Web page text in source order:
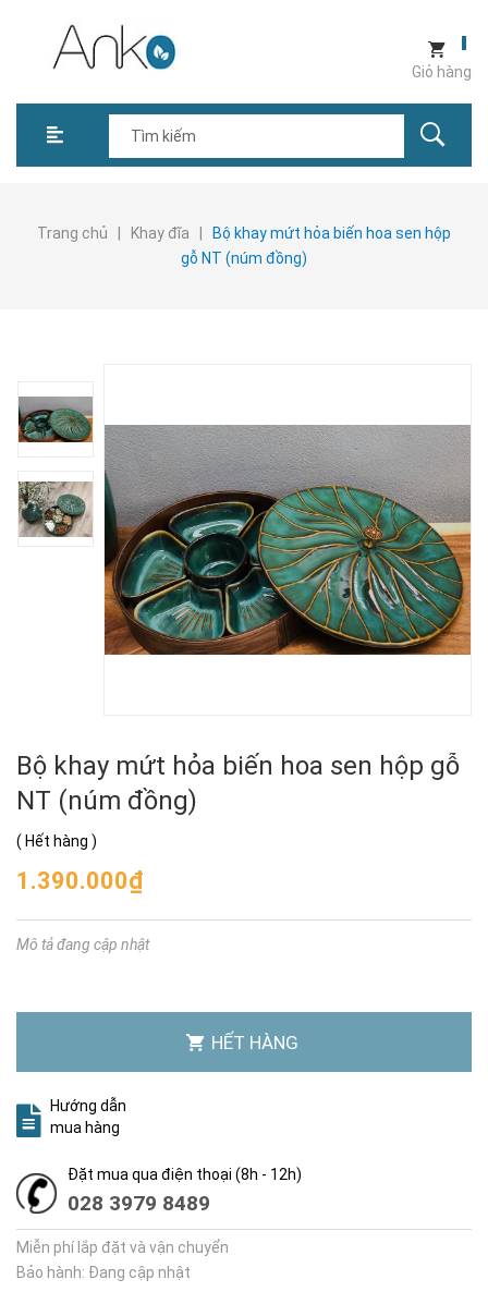
Giỏ hàng
Trang chủ Khay đĩa
Bộ khay mứt hỏa biến hoa sen hộp
gỗ NT (núm đồng)
Bộ khay mứt hỏa biến hoa sen hộp gỗ
NT (núm đồng)
( Hết hàng )
1.390.000₫
Mô tả đang cập nhật
HẾT HÀNG
Hướng dẫn
mua hàng
Đặt mua qua điện thoại (8h - 12h)
028 3979 8489
Miễn phí lắp đặt và vận chuyển
Bảo hành: Đang cập nhật